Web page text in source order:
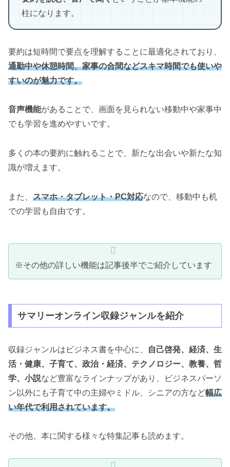
柱になります。
要約は短時間で要点を理解することに最適化されており、
通勤中や休憩時間、家事の合間などスキマ時間でも使いや
すいのが魅力です。
音声機能があることで、画面を見られない移動中や家事中
でも学習を進めやすいです。
多くの本の要約に触れることで、新たな出会いや新たな知
識が増えます。
また、 スマホ・タブレット・PC対応なので、移動中も机
での学習も自由です。
※その他の詳しい機能は記事後半でご紹介しています
サマリーオンライン収録ジャンルを紹介
収録ジャンルはビジネス書を中心に、
自己啓発、経済、生
活・健康、子育て、政治・経済、テクノロジー、教養、哲
学、小説など豊富なラインナップがあり、ビジネスパーソ
ン以外にも子育て中の主婦やミドル、シニアの方など幅広
い年代で利用されています。
その他、本に関する様々な特集記事も読めます。